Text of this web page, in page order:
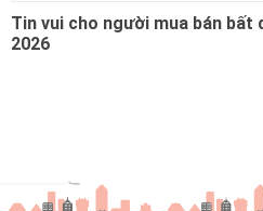
Tin vui cho người mua bán bất
2026